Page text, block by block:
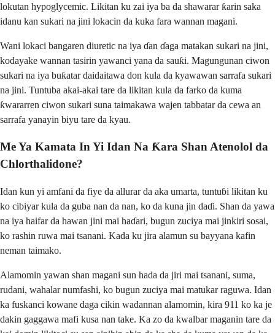
lokutan hypoglycemic. Likitan ku zai iya ba da shawarar ƙarin saka
idanu kan sukari na jini lokacin da kuka fara wannan magani.
Wani lokaci bangaren diuretic na iya ɗan ɗaga matakan sukari na jini,
kodayake wannan tasirin yawanci yana da sauƙi. Magungunan ciwon
sukari na iya buƙatar daidaitawa don kula da kyawawan sarrafa sukari
na jini. Tuntuba akai-akai tare da likitan kula da farko da kuma
ƙwararren ciwon sukari suna taimakawa wajen tabbatar da cewa an
sarrafa yanayin biyu tare da kyau.
Me Ya Kamata In Yi Idan Na Ƙara Shan Atenolol da
Chlorthalidone?
Idan kun yi amfani da fiye da allurar da aka umarta, tuntuɓi likitan ku
ko cibiyar kula da guba nan da nan, ko da kuna jin daɗi. Shan da yawa
na iya haifar da hawan jini mai haɗari, bugun zuciya mai jinkiri sosai,
ko rashin ruwa mai tsanani. Kada ku jira alamun su bayyana kafin
neman taimako.
Alamomin yawan shan magani sun hada da jiri mai tsanani, suma,
rudani, wahalar numfashi, ko bugun zuciya mai matukar raguwa. Idan
ka fuskanci kowane daga cikin wadannan alamomin, kira 911 ko ka je
dakin gaggawa mafi kusa nan take. Ka zo da kwalbar maganin tare da